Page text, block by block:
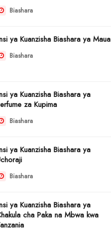
Biashara
ya Kuanzisha Biashara ya Maua
Biashara
ya Kuanzisha Biashara ya
za Kupima
Biashara
ya Kuanzisha Biashara ya
Biashara
ya Kuanzisha Biashara ya
cha Paka na Mbwa kwa